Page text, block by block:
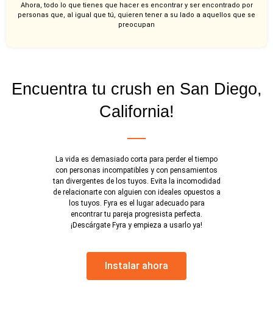
Ahora, todo lo que tienes que hacer es encontrar y ser encontrado por
personas que, al igual que tú, quieren tener a su lado a aquellos que se
preocupan
Encuentra tu crush en San Diego,
California!
La vida es demasiado corta para perder el tiempo
con personas incompatibles y con pensamientos
tan divergentes de los tuyos. Evita la incomodidad
de relacionarte con alguien con ideales opuestos a
los tuyos. Fyra es el lugar adecuado para
encontrar tu pareja progresista perfecta.
¡Descárgate Fyra y empieza a usarlo ya!
Instalar ahora